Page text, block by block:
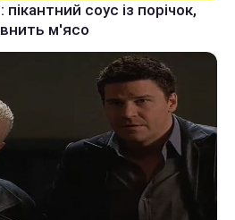
пікантний соус із порічок,
м'ясо